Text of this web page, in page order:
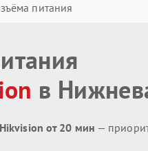
питания
в
от 20 мин —